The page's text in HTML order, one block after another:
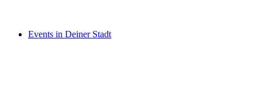
Events in Deiner Stadt